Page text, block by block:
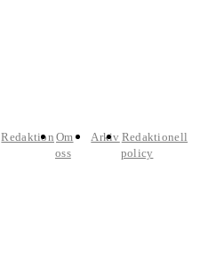
Redaktion Om
oss
Arkiv Redaktionell
policy